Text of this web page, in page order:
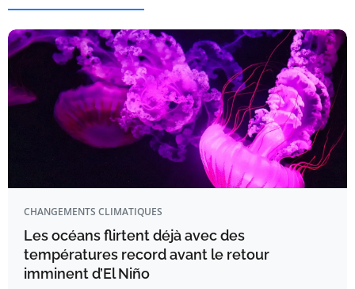
CHANGEMENTS CLIMATIQUES
Les océans flirtent déjà avec des
températures record avant le retour
imminent d’El Niño